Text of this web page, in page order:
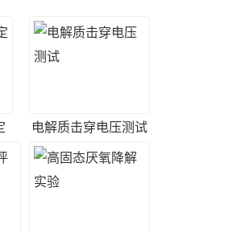
电解质击穿电压测试